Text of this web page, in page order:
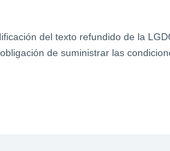
del texto refundido de la
de suministrar las